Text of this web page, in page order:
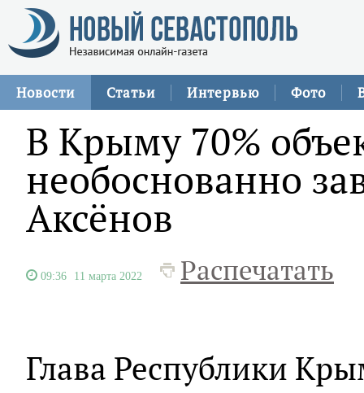
Новости Статьи Интервью Фото
В Крыму 70%
необоснованно
Аксёнов
09:36 11 марта 2022 Распечатать
Глава Республики